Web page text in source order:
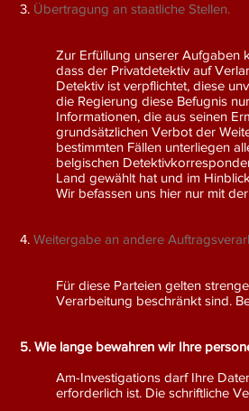
3. Übertragung an staatliche Stellen.
Zur Erfüllung unserer Aufgaben
dass der Privatdetektiv auf
Detektiv ist verpflichtet, diese
die Regierung diese Befugnis
Informationen, die aus seinen
grundsätzlichen Verbot der
bestimmten Fällen unterliegen
belgischen
Land gewählt hat und im
Wir befassen uns hier nur mit
4. Weitergabe an andere
Für diese Parteien gelten
Verarbeitung beschränkt sind.
5. Wie lange bewahren wir Ihre
Am-Investigations darf Ihre
erforderlich ist. Die schriftliche